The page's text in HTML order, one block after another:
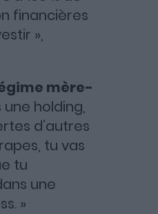
financières
»,
mère-
holding,
d’autres
tu vas
tu
une
»